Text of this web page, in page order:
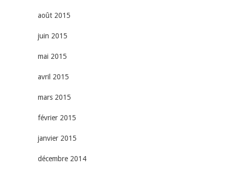
août 2015
juin 2015
mai 2015
avril 2015
mars 2015
février 2015
janvier 2015
décembre 2014